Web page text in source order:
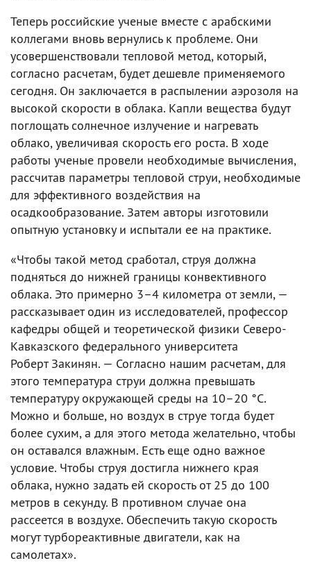
Теперь российские ученые вместе с арабскими
коллегами вновь вернулись к проблеме. Они
усовершенствовали тепловой метод, который,
согласно расчетам, будет дешевле применяемого
сегодня. Он заключается в распылении аэрозоля на
высокой скорости в облака. Капли вещества будут
поглощать солнечное излучение и нагревать
облако, увеличивая скорость его роста. В ходе
работы ученые провели необходимые вычисления,
рассчитав параметры тепловой струи, необходимые
для эффективного воздействия на
осадкообразование. Затем авторы изготовили
опытную установку и испытали ее на практике.
«Чтобы такой метод сработал, струя должна
подняться до нижней границы конвективного
облака. Это примерно 3–4 километра от земли, —
рассказывает один из исследователей, профессор
кафедры общей и теоретической физики Северо-
Кавказского федерального университета
Роберт Закинян. — Согласно нашим расчетам, для
этого температура струи должна превышать
температуру окружающей среды на 10–20 °C.
Можно и больше, но воздух в струе тогда будет
более сухим, а для этого метода желательно, чтобы
он оставался влажным. Есть еще одно важное
условие. Чтобы струя достигла нижнего края
облака, нужно задать ей скорость от 25 до 100
метров в секунду. В противном случае она
рассеется в воздухе. Обеспечить такую скорость
могут турбореактивные двигатели, как на
самолетах».